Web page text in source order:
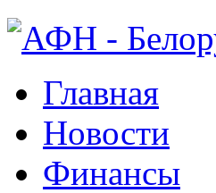
Главная
Новости
Финансы